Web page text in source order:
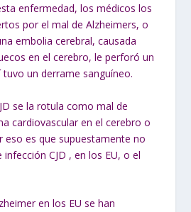
enfermedad, los médicos los
por el mal de Alzheimers, o
embolia cerebral, causada
en el cerebro, le perforó un
un derrame sanguíneo.
se la rotula como mal de
cardiovascular en el cerebro o
eso es que supuestamente no
CJD , en los EU, o el
en los EU se han